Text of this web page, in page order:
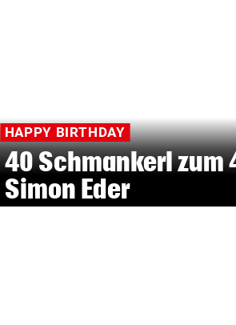
HAPPY BIRTHDAY
40 Schmankerl zum
Simon Eder